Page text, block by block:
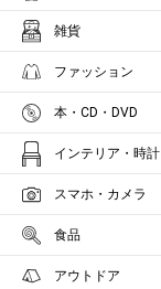
雑貨
ファッション
本・CD・DVD
インテリア・時計
スマホ・カメラ
食品
アウトドア